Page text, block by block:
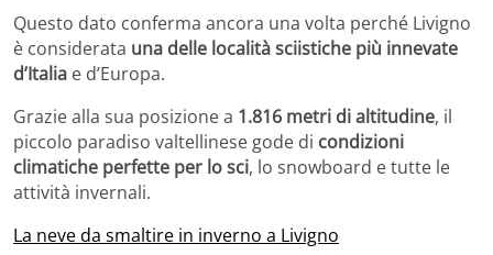
Questo dato conferma ancora una volta perché Livigno
è considerata una delle località sciistiche più innevate
d’Italia e d’Europa.
Grazie alla sua posizione a 1.816 metri di altitudine, il
piccolo paradiso valtellinese gode di condizioni
climatiche perfette per lo sci, lo snowboard e tutte le
attività invernali.
La neve da smaltire in inverno a Livigno